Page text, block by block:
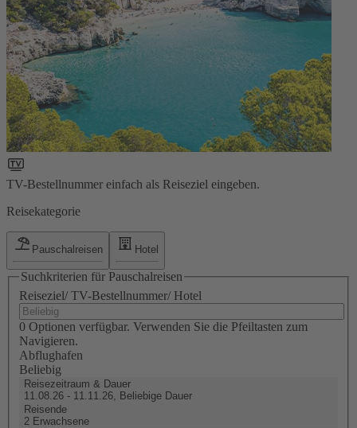
TV-Bestellnummer einfach als Reiseziel eingeben.
Reisekategorie
Pauschalreisen Hotel
Suchkriterien für Pauschalreisen
Reiseziel/ TV-Bestellnummer/ Hotel
0 Optionen verfügbar. Verwenden Sie die Pfeiltasten zum
Navigieren.
Abflughafen
Beliebig
Reisezeitraum & Dauer
11.08.26 - 11.11.26, Beliebige Dauer
Reisende
2 Erwachsene